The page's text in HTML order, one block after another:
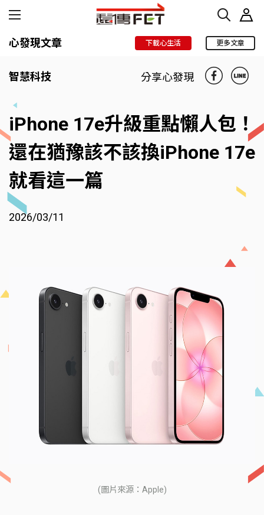
心發現文章 下載心生活 更多文章
智慧科技 分享心發現
iPhone 17e升級重點懶人包！
還在猶豫該不該換iPhone 17e
就看這一篇
2026/03/11
(圖片來源：Apple)